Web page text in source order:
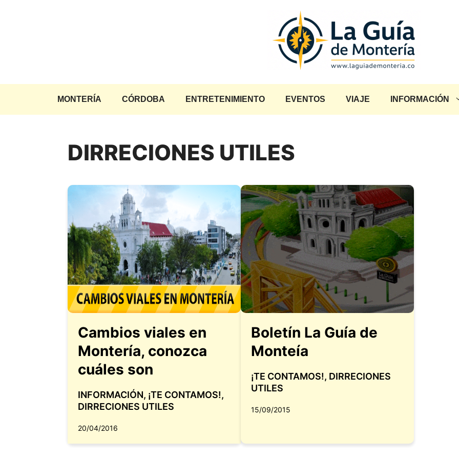
MONTERÍA CÓRDOBA ENTRETENIMIENTO EVENTOS VIAJE INFORMACIÓN
DIRRECIONES UTILES
Cambios viales en
Montería, conozca
cuáles son
INFORMACIÓN, ¡TE CONTAMOS!,
DIRRECIONES UTILES
20/04/2016
Boletín La Guía de
Monteía
¡TE CONTAMOS!, DIRRECIONES
UTILES
15/09/2015